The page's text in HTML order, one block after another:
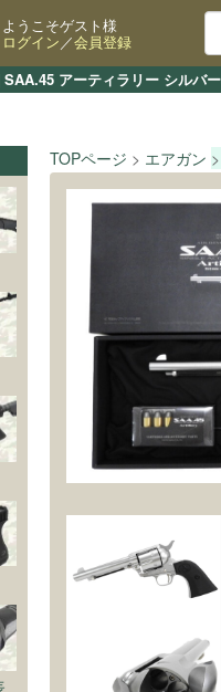
アーティラリー シルバ
ようこそゲスト様
ログイン／会員登録
TOPページ エアガン